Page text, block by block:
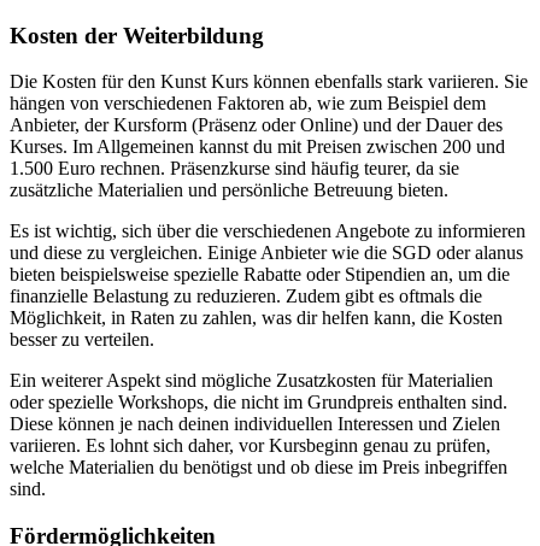
Kosten der Weiterbildung
Die Kosten für den Kunst Kurs können ebenfalls stark variieren. Sie
hängen von verschiedenen Faktoren ab, wie zum Beispiel dem
Anbieter, der Kursform (Präsenz oder Online) und der Dauer des
Kurses. Im Allgemeinen kannst du mit Preisen zwischen 200 und
1.500 Euro rechnen. Präsenzkurse sind häufig teurer, da sie
zusätzliche Materialien und persönliche Betreuung bieten.
Es ist wichtig, sich über die verschiedenen Angebote zu informieren
und diese zu vergleichen. Einige Anbieter wie die SGD oder alanus
bieten beispielsweise spezielle Rabatte oder Stipendien an, um die
finanzielle Belastung zu reduzieren. Zudem gibt es oftmals die
Möglichkeit, in Raten zu zahlen, was dir helfen kann, die Kosten
besser zu verteilen.
Ein weiterer Aspekt sind mögliche Zusatzkosten für Materialien
oder spezielle Workshops, die nicht im Grundpreis enthalten sind.
Diese können je nach deinen individuellen Interessen und Zielen
variieren. Es lohnt sich daher, vor Kursbeginn genau zu prüfen,
welche Materialien du benötigst und ob diese im Preis inbegriffen
sind.
Fördermöglichkeiten